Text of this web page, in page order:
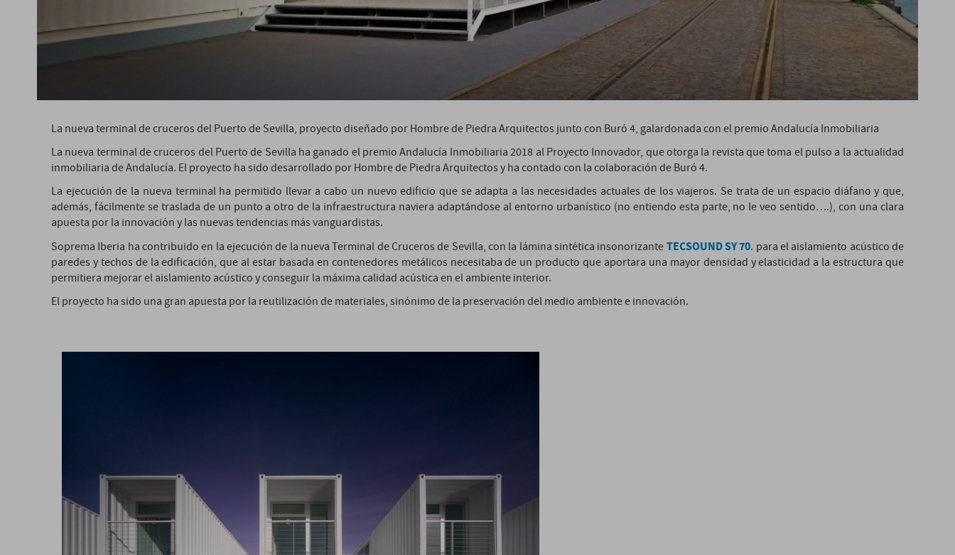
La nueva terminal de cruceros del Puerto de Sevilla, proyecto diseñado por Hombre de Piedra Arquitectos junto con Buró 4, galardonada con el premio Andalucía Inmobiliaria
La nueva terminal de cruceros del Puerto de Sevilla ha ganado el premio Andalucía Inmobiliaria 2018 al Proyecto Innovador, que otorga la revista que toma el pulso a la actualidad
inmobiliaria de Andalucía. El proyecto ha sido desarrollado por Hombre de Piedra Arquitectos y ha contado con la colaboración de Buró 4.
La ejecución de la nueva terminal ha permitido llevar a cabo un nuevo edificio que se adapta a las necesidades actuales de los viajeros. Se trata de un espacio diáfano y que,
además, fácilmente se traslada de un punto a otro de la infraestructura naviera adaptándose al entorno urbanístico (no entiendo esta parte, no le veo sentido….), con una clara
apuesta por la innovación y las nuevas tendencias más vanguardistas.
Soprema Iberia ha contribuido en la ejecución de la nueva Terminal de Cruceros de Sevilla, con la lámina sintética insonorizanteTECSOUND SY 70. para el aislamiento acústico de
paredes y techos de la edificación, que al estar basada en contenedores metálicos necesitaba de un producto que aportara una mayor densidad y elasticidad a la estructura que
permitiera mejorar el aislamiento acústico y conseguir la máxima calidad acústica en el ambiente interior.
El proyecto ha sido una gran apuesta por la reutilización de materiales, sinónimo de la preservación del medio ambiente e innovación.